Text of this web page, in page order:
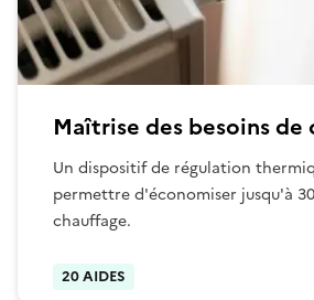
Maîtrise des besoins de
Un dispositif de régulation
permettre d'économiser jusqu'à
chauffage.
20 AIDES